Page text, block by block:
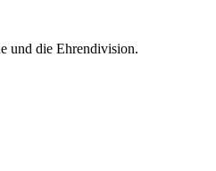
und die Ehrendivision.